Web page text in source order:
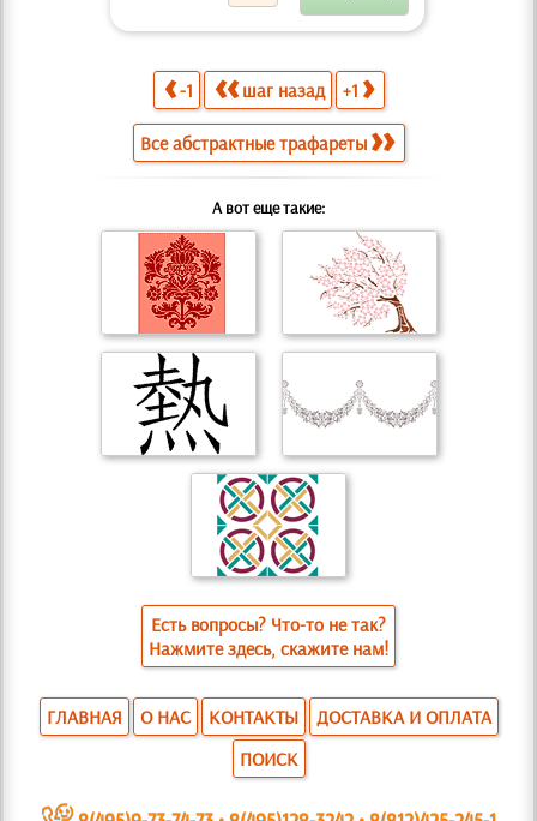
-1 шаг назад +1
Все абстрактные трафареты
А вот еще такие:
Есть вопросы? Что-то не так?
Нажмите здесь, скажите нам!
ГЛАВНАЯ О НАС КОНТАКТЫ
ДОСТАВКА И ОПЛАТА
ПОИСК